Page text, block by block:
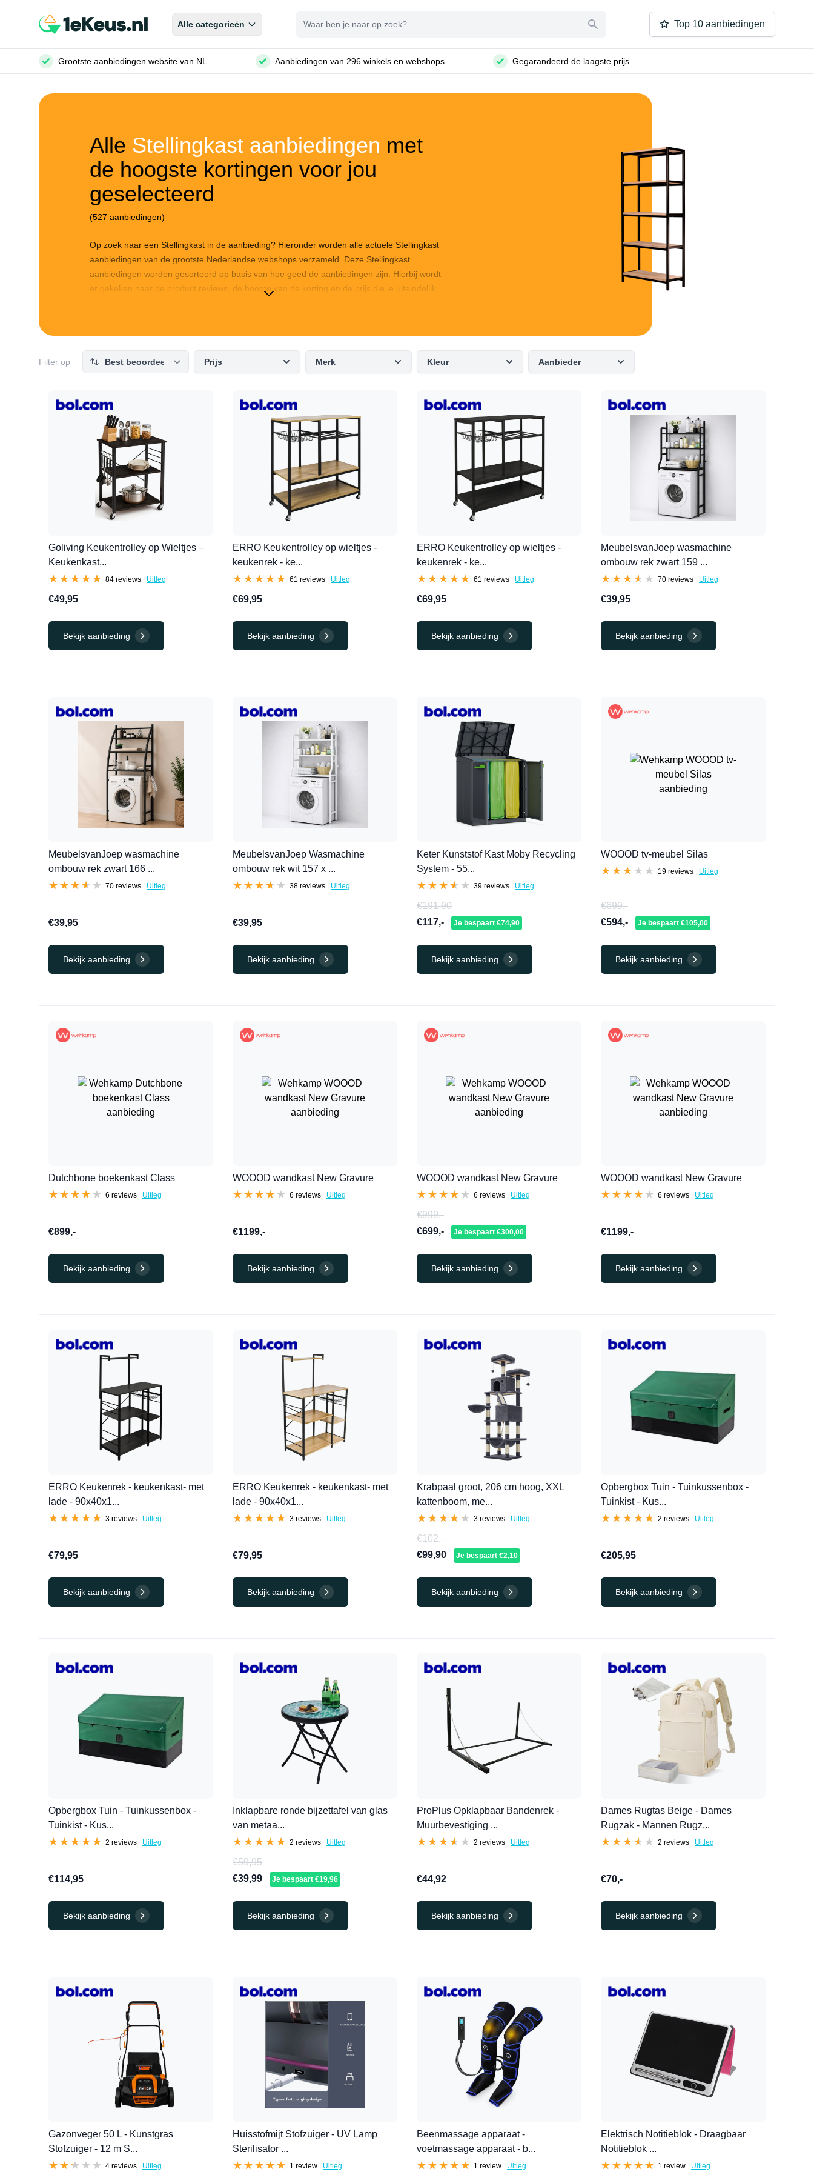
Alle categorieēn Top 10 aanbiedingen
Grootste aanbiedingen website van NL Aanbiedingen van 296 winkels en webshops Gegarandeerd de laagste prijs
Alle Stellingkast aanbiedingen met
de hoogste kortingen voor jou
geselecteerd
(527 aanbiedingen)
Op zoek naar een Stellingkast in de aanbieding? Hieronder worden alle actuele Stellingkast
aanbiedingen van de grootste Nederlandse webshops verzameld. Deze Stellingkast
aanbiedingen worden gesorteerd op basis van hoe goed de aanbiedingen zijn. Hierbij wordt
er gekeken naar de product reviews, de hoogte van de korting en de prijs die je uiteindelijk
Filter op Prijs Merk Kleur Aanbieder
Goliving Keukentrolley op Wieltjes –
Keukenkast...
★★★★★
★★★★★ 84 reviews Uitleg
€49,95
Bekijk aanbieding
ERRO Keukentrolley op wieltjes -
keukenrek - ke...
★★★★★
★★★★★ 61 reviews Uitleg
€69,95
Bekijk aanbieding
ERRO Keukentrolley op wieltjes -
keukenrek - ke...
★★★★★
★★★★★ 61 reviews Uitleg
€69,95
Bekijk aanbieding
MeubelsvanJoep wasmachine
ombouw rek zwart 159 ...
★★★★★
★★★★★ 70 reviews Uitleg
€39,95
Bekijk aanbieding
MeubelsvanJoep wasmachine
ombouw rek zwart 166 ...
★★★★★
★★★★★ 70 reviews Uitleg
€39,95
Bekijk aanbieding
MeubelsvanJoep Wasmachine
ombouw rek wit 157 x ...
★★★★★
★★★★★ 38 reviews Uitleg
€39,95
Bekijk aanbieding
Keter Kunststof Kast Moby Recycling
System - 55...
★★★★★
★★★★★ 39 reviews Uitleg
€191,90
€117,-
Je bespaart €74,90
Bekijk aanbieding
WOOOD tv-meubel Silas
★★★★★
★★★★★ 19 reviews Uitleg
€699,-
€594,-
Je bespaart €105,00
Bekijk aanbieding
Dutchbone boekenkast Class
★★★★★
★★★★★ 6 reviews Uitleg
€899,-
Bekijk aanbieding
WOOOD wandkast New Gravure
★★★★★
★★★★★ 6 reviews Uitleg
€1199,-
Bekijk aanbieding
WOOOD wandkast New Gravure
★★★★★
★★★★★ 6 reviews Uitleg
€999,-
€699,-
Je bespaart €300,00
Bekijk aanbieding
WOOOD wandkast New Gravure
★★★★★
★★★★★ 6 reviews Uitleg
€1199,-
Bekijk aanbieding
ERRO Keukenrek - keukenkast- met
lade - 90x40x1...
★★★★★
★★★★★ 3 reviews Uitleg
€79,95
Bekijk aanbieding
ERRO Keukenrek - keukenkast- met
lade - 90x40x1...
★★★★★
★★★★★ 3 reviews Uitleg
€79,95
Bekijk aanbieding
Krabpaal groot, 206 cm hoog, XXL
kattenboom, me...
★★★★★
★★★★★ 3 reviews Uitleg
€102,-
€99,90
Je bespaart €2,10
Bekijk aanbieding
Opbergbox Tuin - Tuinkussenbox -
Tuinkist - Kus...
★★★★★
★★★★★ 2 reviews Uitleg
€205,95
Bekijk aanbieding
Opbergbox Tuin - Tuinkussenbox -
Tuinkist - Kus...
★★★★★
★★★★★ 2 reviews Uitleg
€114,95
Bekijk aanbieding
Inklapbare ronde bijzettafel van glas
van metaa...
★★★★★
★★★★★ 2 reviews Uitleg
€59,95
€39,99
Je bespaart €19,96
Bekijk aanbieding
ProPlus Opklapbaar Bandenrek -
Muurbevestiging ...
★★★★★
★★★★★ 2 reviews Uitleg
€44,92
Bekijk aanbieding
Dames Rugtas Beige - Dames
Rugzak - Mannen Rugz...
★★★★★
★★★★★ 2 reviews Uitleg
€70,-
Bekijk aanbieding
Gazonveger 50 L - Kunstgras
Stofzuiger - 12 m S...
★★★★★
★★★★★ 4 reviews Uitleg
Huisstofmijt Stofzuiger - UV Lamp
Sterilisator ...
★★★★★
★★★★★ 1 review Uitleg
Beenmassage apparaat -
voetmassage apparaat - b...
★★★★★
★★★★★ 1 review Uitleg
Elektrisch Notitieblok - Draagbaar
Notitieblok ...
★★★★★
★★★★★ 1 review Uitleg